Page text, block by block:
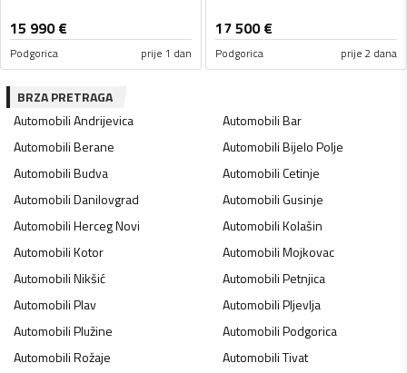
15 990€
Podgorica prije 1 dan
17 500€
Podgorica prije 2 dana
BRZA PRETRAGA
AutomobiliAndrijevica AutomobiliBar
AutomobiliBerane AutomobiliBijelo Polje
AutomobiliBudva AutomobiliCetinje
AutomobiliDanilovgrad AutomobiliGusinje
AutomobiliHerceg Novi AutomobiliKolašin
AutomobiliKotor AutomobiliMojkovac
AutomobiliNikšić AutomobiliPetnjica
AutomobiliPlav AutomobiliPljevlja
AutomobiliPlužine AutomobiliPodgorica
AutomobiliRožaje AutomobiliTivat